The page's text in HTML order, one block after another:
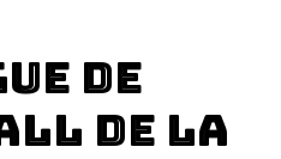
DE
DE LA